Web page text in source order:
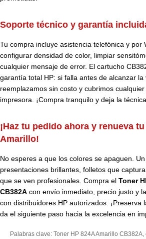
Soporte técnico y garantía
Tu compra incluye asistencia telefónica y por
configurar densidad de color, limpiar
cualquier mensaje de error. El cartucho
garantía total HP: si falla antes de alcanzar la
reemplazamos sin costo y cubrimos
impresora. ¡Compra tranquilo y deja la
¡Haz tu pedido ahora y renueva
Amarillo!
No esperes a que los colores se apaguen.
presentaciones brillantes, folletos que
que se ven profesionales. Compra el Toner
CB382A con envío inmediato, precio justo y
con distribuidores HP autorizados. ¡Preserva
da el siguiente paso hacia la excelencia en
Palabras clave: Toner HP 824A Amarillo